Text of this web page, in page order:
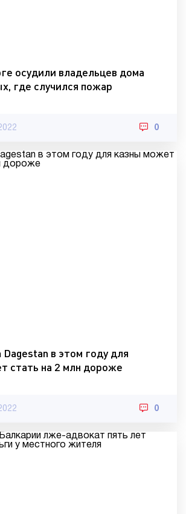
осудили владельцев дома
где случился пожар
0
в этом году для
стать на 2 млн дороже
0